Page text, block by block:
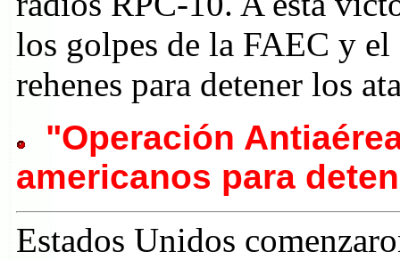
los golpes de la FAEC y el
rehenes para detener los
"Operación
americanos para
Estados Unidos